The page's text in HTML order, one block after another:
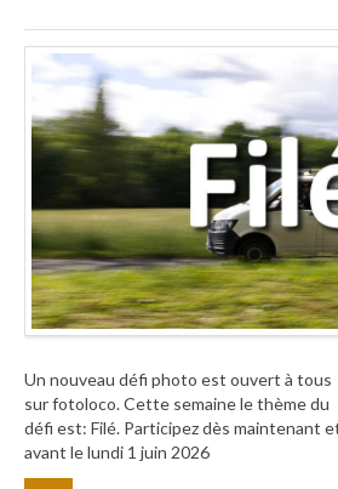
Un nouveau défi photo est ouvert à tous
sur fotoloco. Cette semaine le thème du
défi est: Filé. Participez dès maintenant
avant le lundi 1 juin 2026